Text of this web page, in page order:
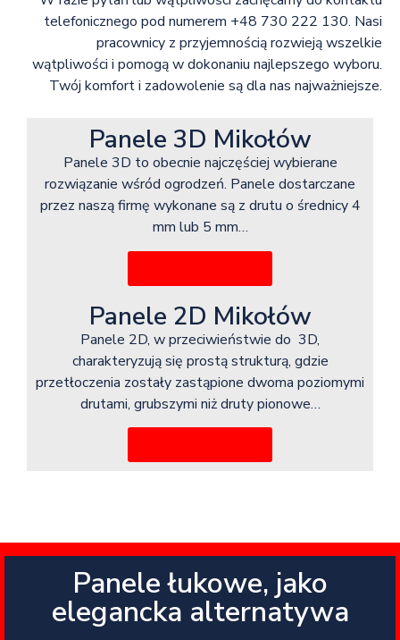
telefonicznego pod numerem +48 730 222 130. Nasi
pracownicy z przyjemnością rozwieją wszelkie
wątpliwości i pomogą w dokonaniu najlepszego wyboru.
Twój komfort i zadowolenie są dla nas najważniejsze.
Panele 3D Mikołów
Panele 3D to obecnie najczęściej wybierane
rozwiązanie wśród ogrodzeń. Panele dostarczane
przez naszą firmę wykonane są z drutu o średnicy 4
mm lub 5 mm…
Panele 2D Mikołów
Panele 2D, w przeciwieństwie do 3D,
charakteryzują się prostą strukturą, gdzie
przetłoczenia zostały zastąpione dwoma poziomymi
drutami, grubszymi niż druty pionowe…
Panele łukowe, jako
elegancka alternatywa